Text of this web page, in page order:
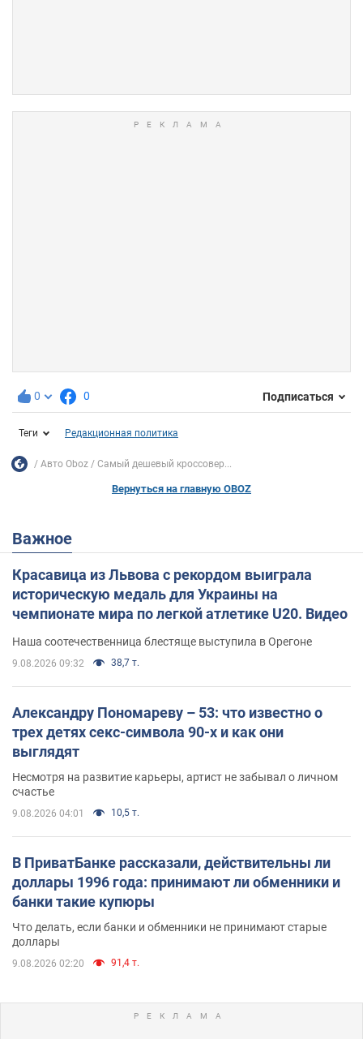
0 0 Подписаться
Теги Редакционная политика
Авто Oboz Самый дешевый кроссовер...
Вернуться на главную OBOZ
Важное
Красавица из Львова с рекордом выиграла
историческую медаль для Украины на
чемпионате мира по легкой атлетике U20. Видео
Наша соотечественница блестяще выступила в Орегоне
9.08.2026 09:32 38,7 т.
Александру Пономареву – 53: что известно о
трех детях секс-символа 90-х и как они
выглядят
Несмотря на развитие карьеры, артист не забывал о личном
счастье
9.08.2026 04:01 10,5 т.
В ПриватБанке рассказали, действительны ли
доллары 1996 года: принимают ли обменники и
банки такие купюры
Что делать, если банки и обменники не принимают старые
доллары
9.08.2026 02:20 91,4 т.